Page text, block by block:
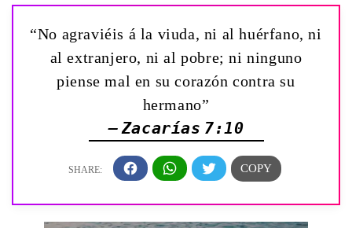
“No agraviéis á la viuda, ni al huérfano, ni
al extranjero, ni al pobre; ni ninguno
piense mal en su corazón contra su
hermano”
— Zacarías 7:10